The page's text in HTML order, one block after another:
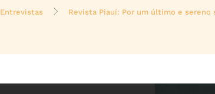
Entrevistas Revista Piauí: Por um último e sereno